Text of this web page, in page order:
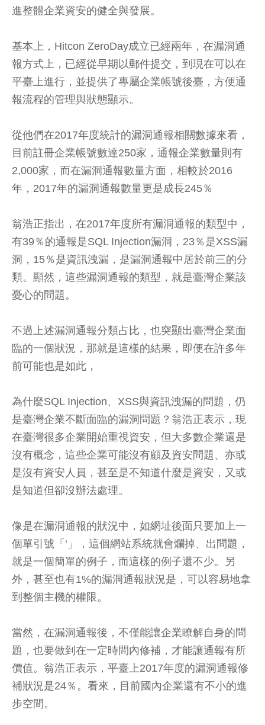
進整體企業資安的健全與發展。
基本上，Hitcon ZeroDay成立已經兩年，在漏洞通
報方式上，已經從早期以郵件提交，到現在可以在
平臺上進行，並提供了專屬企業帳號後臺，方便通
報流程的管理與狀態顯示。
從他們在2017年度統計的漏洞通報相關數據來看，
目前註冊企業帳號數達250家，通報企業數量則有
2,000家，而在漏洞通報數量方面，相較於2016
年，2017年的漏洞通報數量更是成長245％
翁浩正指出，在2017年度所有漏洞通報的類型中，
有39％的通報是SQL Injection漏洞，23％是XSS漏
洞，15％是資訊洩漏，是漏洞通報中居於前三的分
類。顯然，這些漏洞通報的類型，就是臺灣企業該
憂心的問題。
不過上述漏洞通報分類占比，也突顯出臺灣企業面
臨的一個狀況，那就是這樣的結果，即便在許多年
前可能也是如此，
為什麼SQL Injection、XSS與資訊洩漏的問題，仍
是臺灣企業不斷面臨的漏洞問題？翁浩正表示，現
在臺灣很多企業開始重視資安，但大多數企業還是
沒有概念，這些企業可能沒有顧及資安問題、亦或
是沒有資安人員，甚至是不知道什麼是資安，又或
是知道但卻沒辦法處理。
像是在漏洞通報的狀況中，如網址後面只要加上一
個單引號「‘」，這個網站系統就會爛掉、出問題，
就是一個簡單的例子，而這樣的例子還不少。另
外，甚至也有1%的漏洞通報狀況是，可以容易地拿
到整個主機的權限。
當然，在漏洞通報後，不僅能讓企業瞭解自身的問
題，也要做到在一定時間內修補，才能讓通報有所
價值。翁浩正表示，平臺上2017年度的漏洞通報修
補狀況是24％。看來，目前國內企業還有不小的進
步空間。